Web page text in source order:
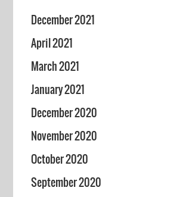
December 2021
April 2021
March 2021
January 2021
December 2020
November 2020
October 2020
September 2020